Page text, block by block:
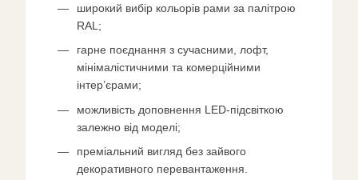
широкий вибір кольорів рами за палітрою
RAL;
гарне поєднання з сучасними, лофт,
мінімалістичними та комерційними
інтер’єрами;
можливість доповнення LED-підсвіткою
залежно від моделі;
преміальний вигляд без зайвого
декоративного перевантаження.